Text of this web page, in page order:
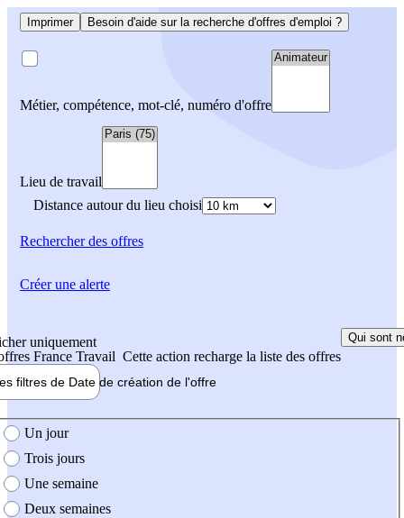
Imprimer Besoin d'aide sur la recherche d'offres d'emploi ?
Métier, compétence, mot-clé, numéro d'offre
Lieu de travail
Distance autour du lieu choisi
Rechercherdes offres
uniquement
France Travail Cette action recharge la liste des offres
Qui sont
filtres de Date de création de l'offre
création de l'offre
Un jour
Trois jours
Une semaine
Deux semaines
Créer une alerte